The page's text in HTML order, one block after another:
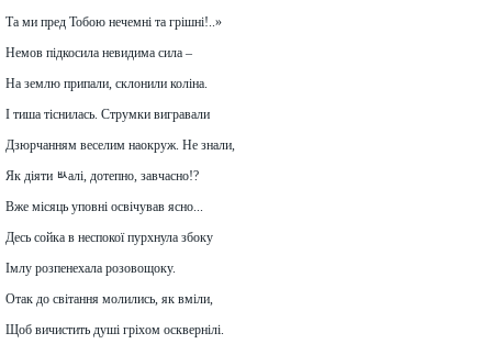
Та ми пред Тобою нечемні та грішні!..»
Немов підкосила невидима сила –
На землю припали, склонили коліна.
І тиша тіснилась. Струмки вигравали
Дзюрчанням веселим наокруж. Не знали,
Як діяти ﾴалі, дотепно, завчасно!?
Вже місяць уповні освічував ясно...
Десь сойка в неспокої пурхнула збоку
Імлу розпенехала розовощоку.
Отак до світання молились, як вміли,
Щоб вичистить душі гріхом осквернілі.